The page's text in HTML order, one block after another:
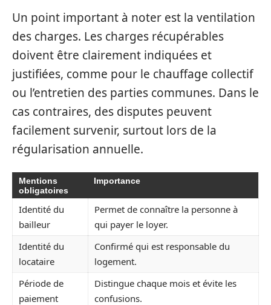
Un point important à noter est la ventilation
des charges. Les charges récupérables
doivent être clairement indiquées et
justifiées, comme pour le chauffage collectif
ou l’entretien des parties communes. Dans le
cas contraires, des disputes peuvent
facilement survenir, surtout lors de la
régularisation annuelle.
Mentions
obligatoires
Importance
Identité du
bailleur
Permet de connaître la personne à
qui payer le loyer.
Identité du
locataire
Confirmé qui est responsable du
logement.
Période de
paiement
Distingue chaque mois et évite les
confusions.